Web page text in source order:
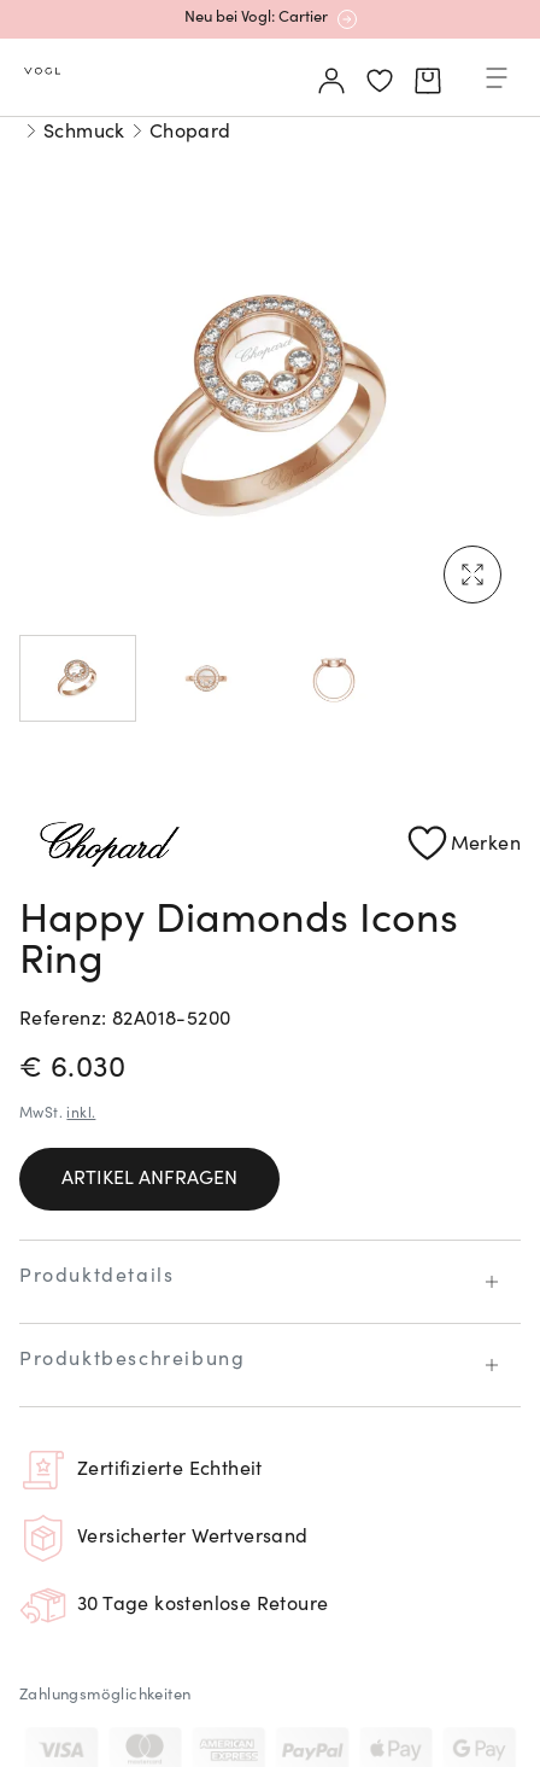
Neu bei Vogl: Cartier
Mehr erfahren: Ikonische Uhren von Cartier
Neu bei Vogl: Uhren von Grand Seiko
Neu bei Vogl: Cartier
Rolex Certified Pre-Owned entdecken
Schmuck Chopard
Merken
Happy Diamonds Icons
Ring
Referenz: 82A018-5200
PREISINFORMATIONEN
€ 6.030
MwSt. inkl.
ARTIKEL ANFRAGEN
Produktdetails
Produktbeschreibung
Zertifizierte Echtheit
Versicherter Wertversand
30 Tage kostenlose Retoure
Zahlungsmöglichkeiten